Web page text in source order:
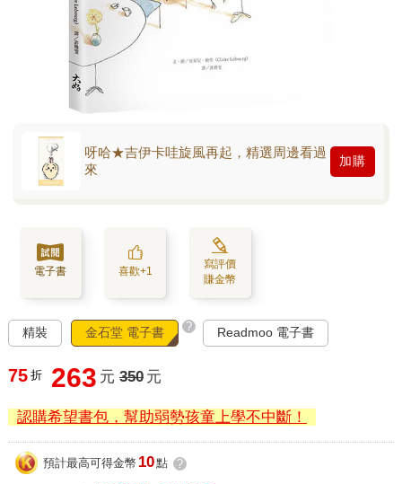
呀哈★吉伊卡哇旋風再起，精選周邊看過
來
加購
電子書 喜歡+1
寫評價
賺金幣
精裝 金石堂 電子書 ? Readmoo 電子書
75 折 263 元 350 元
認購希望書包，幫助弱勢孩童上學不中斷！
預計最高可得金幣 10點 ?